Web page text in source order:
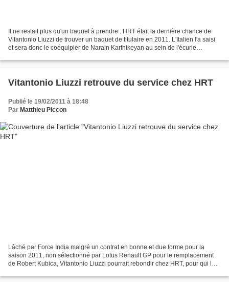
Il ne restait plus qu'un baquet à prendre : HRT était la dernière chance de
Vitantonio Liuzzi de trouver un baquet de titulaire en 2011. L'Italien l'a saisi
et sera donc le coéquipier de Narain Karthikeyan au sein de l'écurie
Vitantonio Liuzzi retrouve du service chez HRT
Publié le 19/02/2011 à 18:48
Par Matthieu Piccon
Lâché par Force India malgré un contrat en bonne et due forme pour la
saison 2011, non sélectionné par Lotus Renault GP pour le remplacement
de Robert Kubica, Vitantonio Liuzzi pourrait rebondir chez HRT, pour qui le